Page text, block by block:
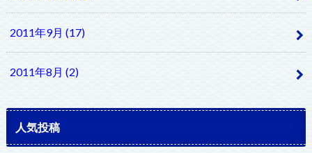
2011年9月 (17)
2011年8月 (2)
人気投稿